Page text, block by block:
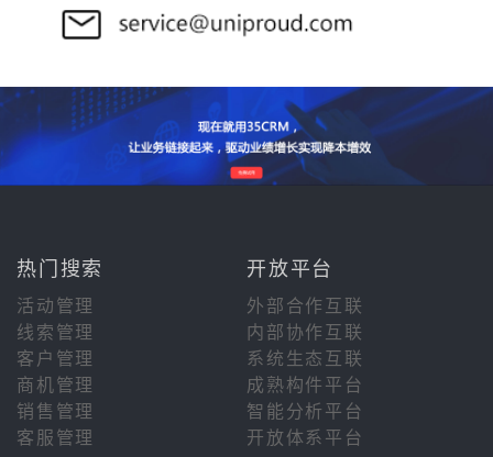
热门搜索 开放平台
活动管理
外部合作互联
线索管理
内部协作互联
客户管理
系统生态互联
商机管理
成熟构件平台
销售管理
智能分析平台
客服管理
开放体系平台